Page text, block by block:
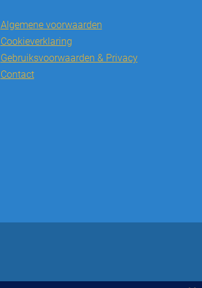
Algemene voorwaarden
Cookieverklaring
Gebruiksvoorwaarden & Privacy
Contact